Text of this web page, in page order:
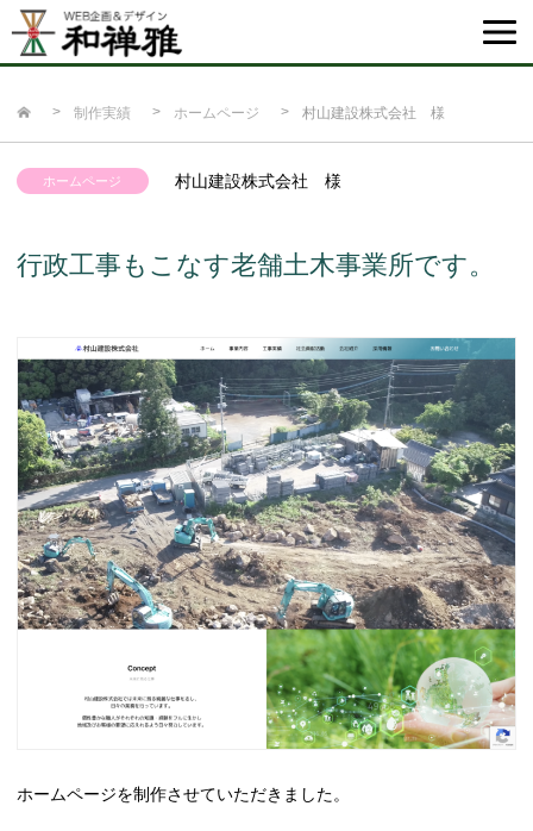
制作実績 ホームページ 村山建設株式会社 様
ホームページ 村山建設株式会社 様
行政工事もこなす老舗土木事業所です。
ホームページを制作させていただきました。